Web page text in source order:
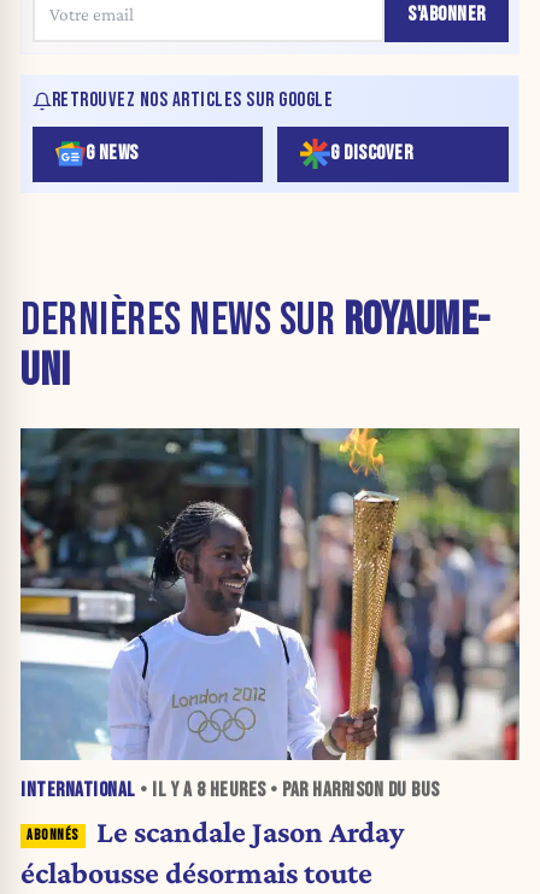
S'ABONNER
RETROUVEZ NOS ARTICLES SUR GOOGLE
G NEWS G DISCOVER
DERNIÈRES NEWS SUR ROYAUME-
UNI
INTERNATIONAL • IL Y A 8 HEURES• PAR HARRISON DU BUS
Le scandale Jason Arday
éclabousse désormais toute